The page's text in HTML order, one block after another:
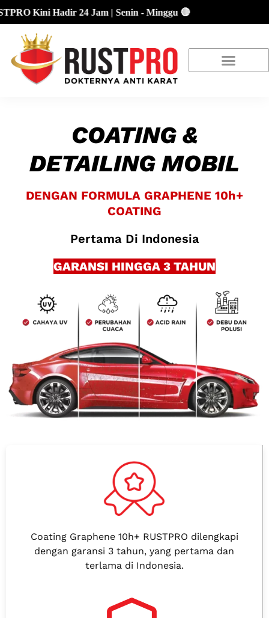
Hadir 24 Jam | Senin - Minggu 🔴
COATING &
DETAILING MOBIL
DENGAN FORMULA GRAPHENE 10h+
COATING
Pertama Di Indonesia
GARANSI HINGGA 3 TAHUN
Coating Graphene 10h+ RUSTPRO dilengkapi
dengan garansi 3 tahun, yang pertama dan
terlama di Indonesia.